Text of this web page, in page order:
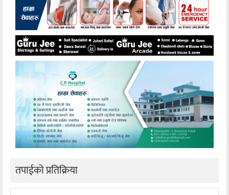
तपाईको प्रतिक्रिया